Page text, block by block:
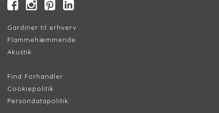
Gardiner til erhverv
Flammehæmmende
Akustik
Find Forhandler
Cookiepolitik
Persondatapolitik